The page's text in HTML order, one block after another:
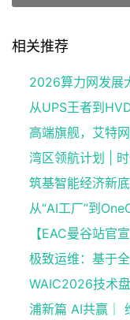
相关推荐
2026算力网发展
高端旗舰，艾特
极致运维：基于